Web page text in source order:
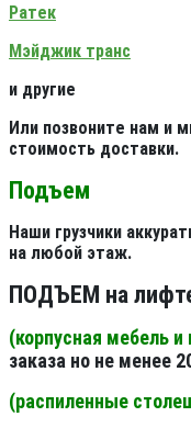
Ратек
Мэйджик транс
и другие
Или позвоните нам и
стоимость доставки.
Подъем
Наши грузчики
на любой этаж.
ПОДЪЕМ на
(корпусная мебель
заказа но не менее
(распиленные